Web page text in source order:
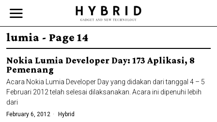
lumia - Page 14
Nokia Lumia Developer Day: 173 Aplikasi, 8
Pemenang
Acara Nokia Lumia Developer Day yang didakan dari tanggal 4 – 5
Februari 2012 telah selesai dilaksanakan. Acara ini dipenuhi lebih
dari
February 6, 2012 Hybrid